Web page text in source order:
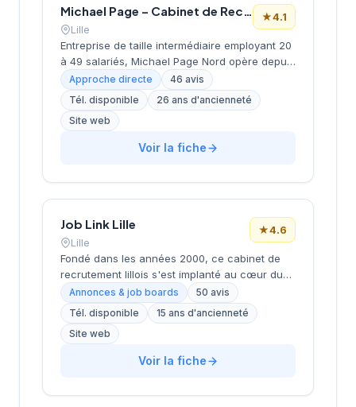
ressources nationales constitue un atout
distinctif pour accompagner les entreprises
régionales dans leurs recrutements.
Michael Page – Cabinet de Recrutement Lille
Lille
★4.1
Entreprise de taille intermédiaire employant 20
à 49 salariés, Michael Page Nord opère depuis
la place du Général de Gaulle à Lille depuis
2000. Dirigée par Isabelle Lebaupain (Bastide),
cette SARL affiche une santé financière solide
avec un chiffre d'affaires de 5,5 millions
d'euros en 2024 et un résultat net positif de
185 000 euros. La structure s'appuie sur un
Approche directe
46 avis
Tél. disponible
26 ans d'ancienneté
Site web
Voir la fiche
Job Link Lille
Lille
★4.6
Fondé dans les années 2000, ce cabinet de
recrutement lillois s'est implanté au cœur du
quartier Saint-Maurice, dans l'Espace Tertiaire
du boulevard Jean Baptiste Lebas. Dirigée par
BARTHELEMY, cette structure accompagne les
entreprises régionales dans leurs
recrutements à travers son site joblink.fr.
L'agence bénéficie d'une solide réputation
Annonces & job boards
50 avis
Tél. disponible
15 ans d'ancienneté
Site web
Voir la fiche